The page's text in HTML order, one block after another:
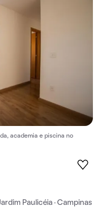
academia e piscina no
Paulicéia · Campinas